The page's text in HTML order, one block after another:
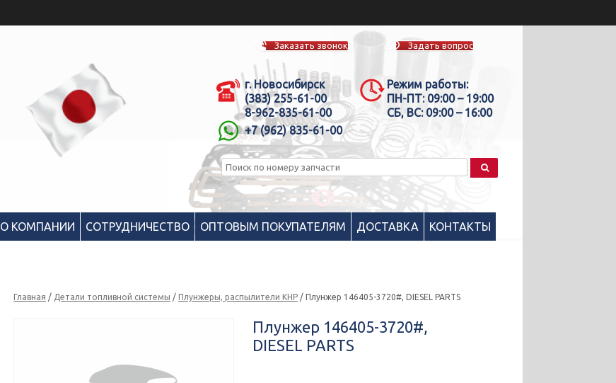
Заказать звонок Задать вопрос
г. Новосибирск
(383) 255-61-00
8-962-835-61-00
+7 (962) 835-61-00
Режим работы:
ПН-ПТ: 09:00 – 19:00
СБ, ВС: 09:00 – 16:00
О КОМПАНИИ СОТРУДНИЧЕСТВО ОПТОВЫМ ПОКУПАТЕЛЯМ ДОСТАВКА КОНТАКТЫ
Главная / Детали топливной системы /Плунжеры, распылители КНР / Плунжер 146405-3720#, DIESEL PARTS
Плунжер 146405-3720#,
DIESEL PARTS